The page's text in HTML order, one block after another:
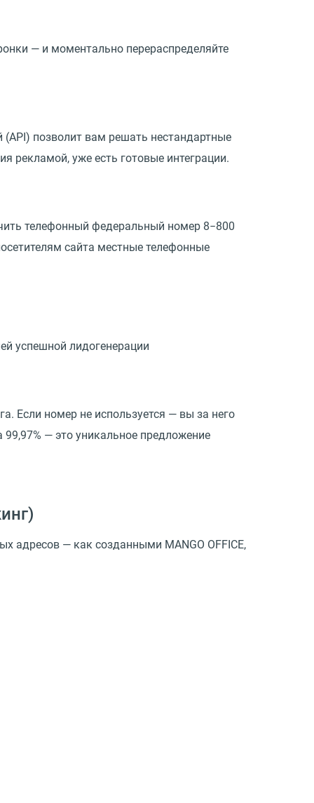
— и моментально перераспределяйте
(API) позволит вам решать нестандартные
рекламой, уже есть готовые интеграции.
телефонный федеральный номер 8−800
сайта местные телефонные
успешной лидогенерации
Если номер не используется — вы за него
— это уникальное предложение
адресов — как созданными MANGO OFFICE,